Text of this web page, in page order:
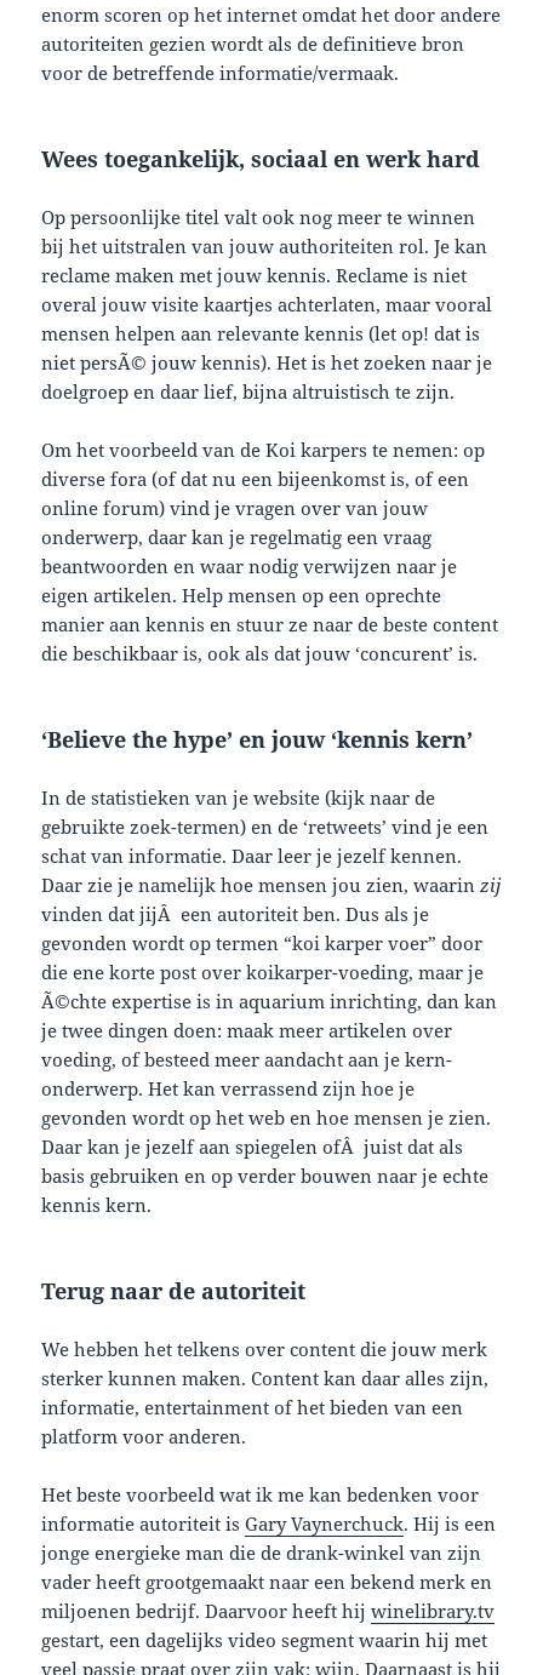
enorm scoren op het internet omdat het door andere
autoriteiten gezien wordt als de definitieve bron
voor de betreffende informatie/vermaak.
Wees toegankelijk, sociaal en werk hard
Op persoonlijke titel valt ook nog meer te winnen
bij het uitstralen van jouw authoriteiten rol. Je kan
reclame maken met jouw kennis. Reclame is niet
overal jouw visite kaartjes achterlaten, maar vooral
mensen helpen aan relevante kennis (let op! dat is
niet persÃ© jouw kennis). Het is het zoeken naar je
doelgroep en daar lief, bijna altruistisch te zijn.
Om het voorbeeld van de Koi karpers te nemen: op
diverse fora (of dat nu een bijeenkomst is, of een
online forum) vind je vragen over van jouw
onderwerp, daar kan je regelmatig een vraag
beantwoorden en waar nodig verwijzen naar je
eigen artikelen. Help mensen op een oprechte
manier aan kennis en stuur ze naar de beste content
die beschikbaar is, ook als dat jouw ‘concurent’ is.
‘Believe the hype’ en jouw ‘kennis kern’
In de statistieken van je website (kijk naar de
gebruikte zoek-termen) en de ‘retweets’ vind je een
schat van informatie. Daar leer je jezelf kennen.
Daar zie je namelijk hoe mensen jou zien, waarinzij
vinden dat jijÂ een autoriteit ben. Dus als je
gevonden wordt op termen “koi karper voer” door
die ene korte post over koikarper-voeding, maar je
Ã©chte expertise is in aquarium inrichting, dan kan
je twee dingen doen: maak meer artikelen over
voeding, of besteed meer aandacht aan je kern-
onderwerp. Het kan verrassend zijn hoe je
gevonden wordt op het web en hoe mensen je zien.
Daar kan je jezelf aan spiegelen ofÂ juist dat als
basis gebruiken en op verder bouwen naar je echte
kennis kern.
Terug naar de autoriteit
We hebben het telkens over content die jouw merk
sterker kunnen maken. Content kan daar alles zijn,
informatie, entertainment of het bieden van een
platform voor anderen.
Het beste voorbeeld wat ik me kan bedenken voor
informatie autoriteit isGary Vaynerchuck. Hij is een
jonge energieke man die de drank-winkel van zijn
vader heeft grootgemaakt naar een bekend merk en
miljoenen bedrijf. Daarvoor heeft hijwinelibrary.tv
gestart, een dagelijks video segment waarin hij met
veel passie praat over zijn vak: wijn. Daarnaast is hij